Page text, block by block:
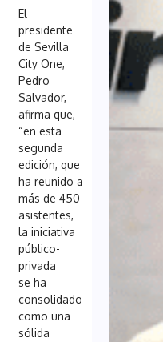
El
presidente
de Sevilla
City One,
Pedro
Salvador,
afirma que,
“en esta
segunda
edición, que
ha reunido a
más de 450
asistentes,
la iniciativa
público-
privada
se ha
consolidado
como una
sólida